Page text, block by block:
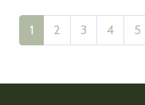
1 2 3 4 5